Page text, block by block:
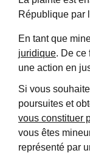
République par
En tant que
juridique. De ce
une action en
Si vous
poursuites et
vous constituer
vous êtes
représenté par